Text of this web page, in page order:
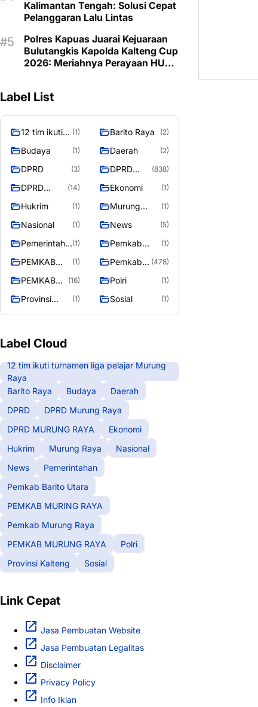
Kalimantan Tengah: Solusi Cepat
Pelanggaran Lalu Lintas
Polres Kapuas Juarai Kejuaraan
Bulutangkis Kapolda Kalteng Cup
2026: Meriahnya Perayaan HUT
Label List
12 tim ikuti
liga pelajar
Murung
Raya
(1) Barito Raya (2)
Budaya (1) Daerah (2)
DPRD (3)
DPRD
Raya
(838)
DPRD
RAYA
(14) Ekonomi (1)
Hukrim (1)
Murung
(1)
Nasional (1) News (5)
Pemerintaha (1)
Pemkab
Barito Utara
(1)
PEMKAB
RAYA
(1)
Pemkab
Raya
(478)
PEMKAB
RAYA
(16) Polri (1)
Provinsi
(1) Sosial (1)
Label Cloud
12 tim ikuti turnamen liga pelajar Murung
Raya
Barito Raya
Budaya
Daerah
DPRD
DPRD Murung Raya
DPRD MURUNG RAYA
Ekonomi
Hukrim
Murung Raya
Nasional
News
Pemerintahan
Pemkab Barito Utara
PEMKAB MURING RAYA
Pemkab Murung Raya
PEMKAB MURUNG RAYA
Polri
Provinsi Kalteng
Sosial
Link Cepat
Jasa Pembuatan Website
Jasa Pembuatan Legalitas
Disclaimer
Privacy Policy
Info Iklan